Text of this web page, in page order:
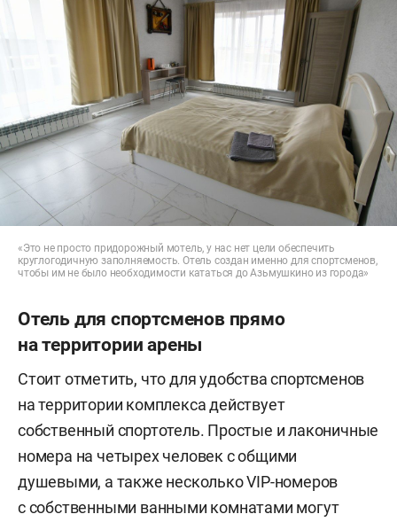
«Это не просто придорожный мотель, у нас нет цели обеспечить
круглогодичную заполняемость. Отель создан именно для спортсменов,
чтобы им не было необходимости кататься до Азьмушкино из города»
Отель для спортсменов прямо
на территории арены
Стоит отметить, что для удобства спортсменов
на территории комплекса действует
собственный спортотель. Простые и лаконичные
номера на четырех человек с общими
душевыми, а также несколько VIP-номеров
с собственными ванными комнатами могут